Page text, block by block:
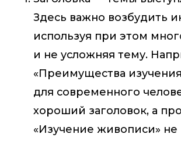
Здесь важно возбудить
используя при этом
и не усложняя тему.
«Преимущества
для современного
хороший заголовок, а
«Изучение живописи» не